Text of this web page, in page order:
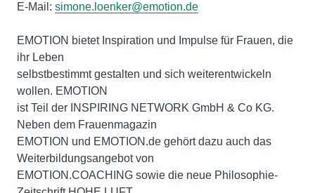
E-Mail: simone.loenker@emotion.de
EMOTION bietet Inspiration und Impulse für Frauen, die
ihr Leben
selbstbestimmt gestalten und sich weiterentwickeln
wollen. EMOTION
ist Teil der INSPIRING NETWORK GmbH & Co KG.
Neben dem Frauenmagazin
EMOTION und EMOTION.de gehört dazu auch das
Weiterbildungsangebot von
EMOTION.COACHING sowie die neue Philosophie-